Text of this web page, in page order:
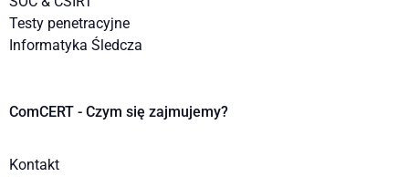
Testy penetracyjne
Informatyka Śledcza
ComCERT - Czym się zajmujemy?
Kontakt